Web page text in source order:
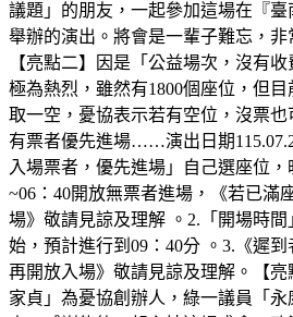
議題」的朋友，一起參加這場在『
舉辦的演出。將會是一輩子難忘，非
【亮點二】因是「公益場次，沒有
極為熱烈，雖然有1800個座位，但
取一空，憂協表示若有空位，沒票
有票者優先進場……演出日期
入場票者，優先進場」自己選座位
~06：40開放無票者進場，《若已滿
場》敬請見諒及理解 。2.「開場時間
始，預計進行到09：40分 。3.《遲
再開放入場》敬請見諒及理解。【
家貞」為憂協創辦人，綠一議員「